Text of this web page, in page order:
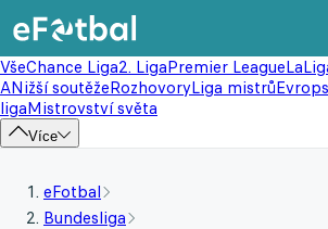
VšeChance Liga2. LigaPremier League
ANižší soutěžeRozhovoryLiga mistrů
ligaMistrovství světa
Více
eFotbal
Bundesliga